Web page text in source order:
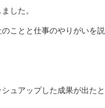
した。
ことと仕事のやりがいを説
ュアップした成果が出たと